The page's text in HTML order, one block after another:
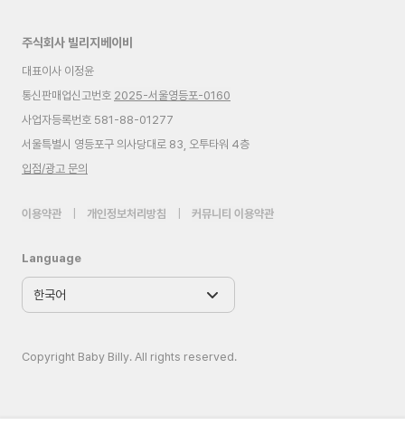
주식회사 빌리지베이비
대표이사 이정윤
통신판매업신고번호 2025-서울영등포-0160
사업자등록번호 581-88-01277
서울특별시 영등포구 의사당대로 83, 오투타워 4층
입점/광고 문의
이용약관 개인정보처리방침 커뮤니티 이용약관
Language
Copyright Baby Billy. All rights reserved.